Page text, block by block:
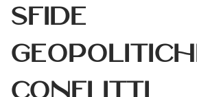
Sfide
conflitti